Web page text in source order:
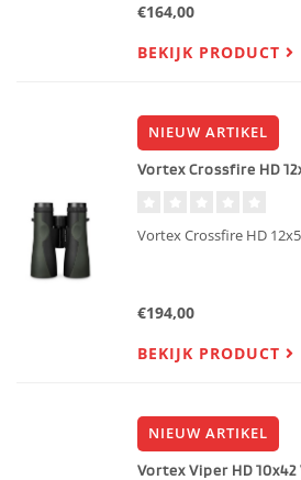
multicoated. Hierdoor
lichttransmissie
€164,00
BEKIJK PRODUCT
NIEUW ARTIKEL
Vortex Crossfire HD
Vortex Crossfire HD
€194,00
BEKIJK PRODUCT
NIEUW ARTIKEL
Vortex Viper HD